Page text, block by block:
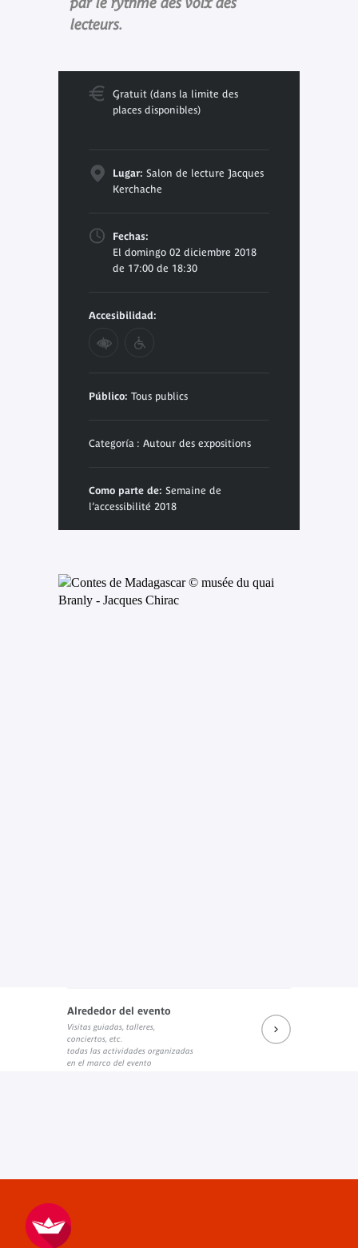
lecteurs.
Gratuit (dans la limite des
places disponibles)
Lugar: Salon de lecture Jacques
Kerchache
Fechas:
El domingo 02 diciembre 2018
de 17:00 de 18:30
Accesibilidad:
Público: Tous publics
Categoría : Autour des expositions
Como parte de: Semaine de
l’accessibilité 2018
Alrededor del evento
Visitas guiadas, talleres,
conciertos, etc.
todas las actividades organizadas
en el marco del evento